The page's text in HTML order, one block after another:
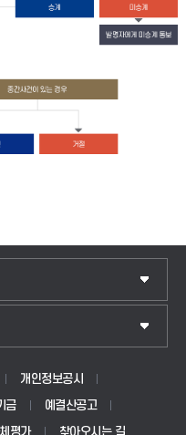
개인정보공시
금
예결산공고
평가 찾아오시는 길